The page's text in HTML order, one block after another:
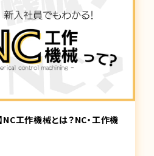
NC工作機械とは？NC・工作機